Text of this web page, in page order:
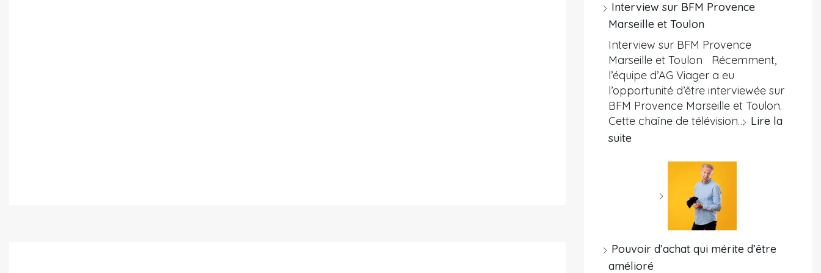
Interview sur BFM Provence
Marseille et Toulon
Interview sur BFM Provence
Marseille et Toulon Récemment,
l’équipe d’AG Viager a eu
l’opportunité d’être interviewée sur
BFM Provence Marseille et Toulon.
Cette chaîne de télévision… Lire la
suite
Pouvoir d’achat qui mérite d’être
amélioré